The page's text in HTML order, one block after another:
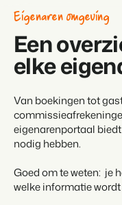
Eigenaren omgeving
Een
elke
Van boekingen tot
eigenarenportaal
nodig hebben.
Goed om te weten: je
welke informatie